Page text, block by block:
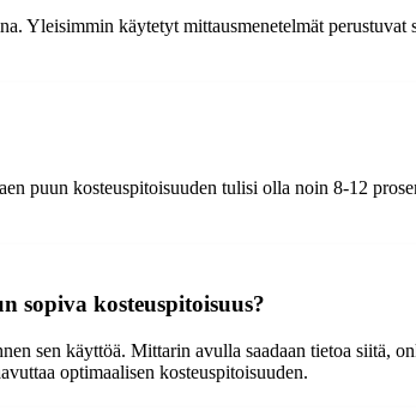
Yleisimmin käytetyt mittausmenetelmät
puun kosteuspitoisuuden tulisi olla noin 8-12
sopiva kosteuspitoisuus?
sen käyttöä. Mittarin avulla saadaan tietoa siitä,
optimaalisen kosteuspitoisuuden.